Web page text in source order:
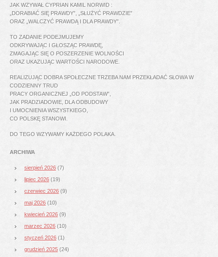
JAK WZYWAŁ CYPRIAN KAMIL NORWID :
„DORABIAĆ SIĘ PRAWDY”, „SŁUŻYĆ PRAWDZIE”
ORAZ „WALCZYĆ PRAWDĄ I DLA PRAWDY”.
TO ZADANIE PODEJMUJEMY
ODKRYWAJĄC I GŁOSZĄC PRAWDĘ,
ZMAGAJĄC SIĘ O POSZERZENIE WOLNOŚCI
ORAZ UKAZUJĄC WARTOŚCI NARODOWE.
REALIZUJĄC DOBRA SPOŁECZNE TRZEBA NAM PRZEKŁADAĆ SŁOWA W
CODZIENNY TRUD
PRACY ORGANICZNEJ „OD PODSTAW”,
JAK PRADZIADOWIE, DLA ODBUDOWY
I UMOCNIENIA WSZYSTKIEGO,
CO POLSKĘ STANOWI.
DO TEGO WZYWAMY KAŻDEGO POLAKA.
ARCHIWA
sierpień 2026 (7)
lipiec 2026 (19)
czerwiec 2026 (9)
maj 2026 (10)
kwiecień 2026 (9)
marzec 2026 (10)
styczeń 2026 (1)
grudzień 2025 (24)